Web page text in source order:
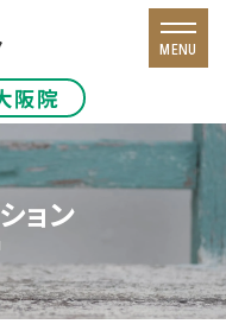
阪院
MENU
ョン